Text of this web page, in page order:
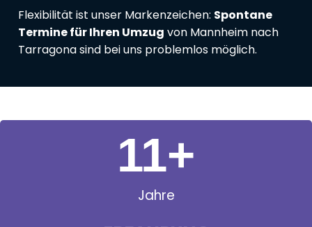
Flexibilität ist unser Markenzeichen: Spontane
Termine für Ihren Umzug von Mannheim nach
Tarragona sind bei uns problemlos möglich.
Jahre
11+